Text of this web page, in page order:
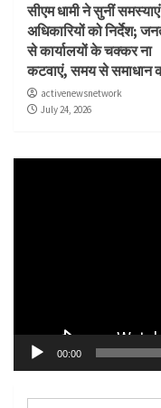
सीएम धामी ने सुनीं
अधिकारियों को निर्देश;
से कार्यालयों के चक्कर ना
कटवाएं, समय से समाधान
activenewsnetwork
July 24, 2026
00:00